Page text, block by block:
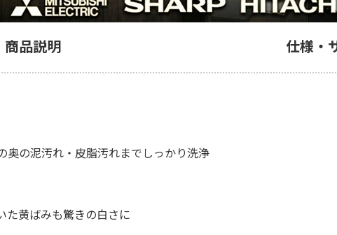
商品説明 仕様・
の泥汚れ・皮脂汚れまでしっかり洗浄
黄ばみも驚きの白さに